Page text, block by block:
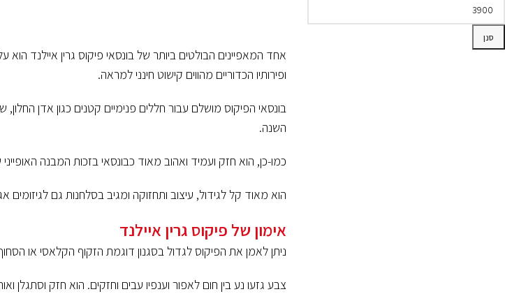
סנן
אחד המאפיינים הבולטים ביותר של בונסאי פיקוס גרין איילנד
ופירותיו הכדוריים מהווים קישוט חינני למראה.
בונסאי הפיקוס מושלם עבור חללים פנימיים קטנים כגון אדן
השנה.
כמו-כן, הוא חזק ועמיד ואהוב מאוד כבונסאי בזכות המבנה
הוא מאוד קל לגידול, עיצוב ותחזוקה ומגיב בסלחנות גם לגיזומים
אימון של פיקוס גרין איילנד
ניתן לאמן את הפיקוס לגדול בסגנון דוגמת הזקוף הקלאסי או
צבע גזעו נע בין חום לאפור וענפיו עבים וחזקים. הוא חזק וסתגלן